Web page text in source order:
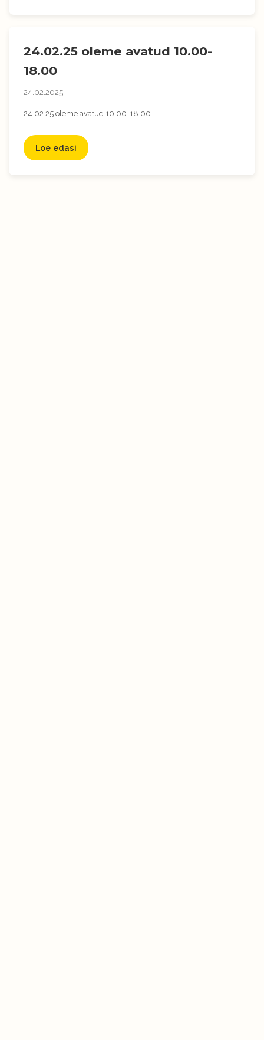
24.02.25 oleme avatud 10.00-
18.00
24.02.2025
24.02.25 oleme avatud 10.00-18.00
Loe edasi